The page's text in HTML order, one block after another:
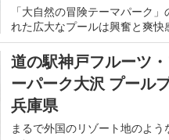
「大自然の冒険テーマパーク」
れた広大なプールは興奮と爽快
道の駅神戸フルーツ
ーパーク大沢 プール
兵庫県
まるで外国のリゾート地のよう